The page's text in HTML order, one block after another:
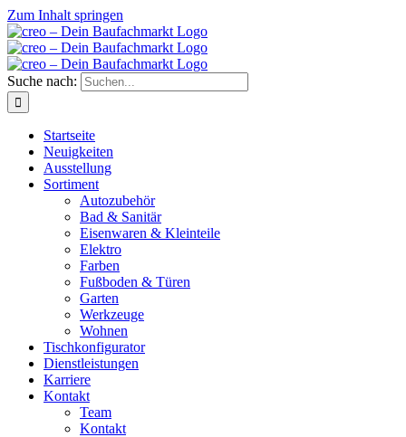
Zum Inhalt springen
Suche nach:
Startseite
Neuigkeiten
Ausstellung
Sortiment
Autozubehör
Bad & Sanitär
Eisenwaren & Kleinteile
Elektro
Farben
Fußboden & Türen
Garten
Werkzeuge
Wohnen
Tischkonfigurator
Dienstleistungen
Karriere
Kontakt
Team
Kontakt